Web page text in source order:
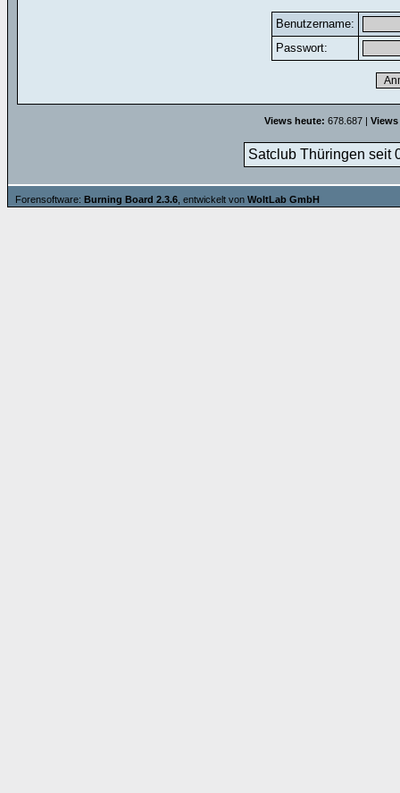
Benutzername:
Passwort:
Views heute: 678.687 |
Satclub Thüringen seit
Forensoftware: Burning Board 2.3.6 , entwickelt von WoltLab GmbH